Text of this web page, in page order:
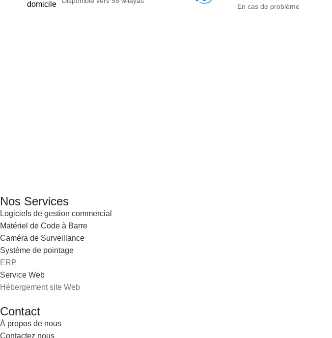
En cas de problème
Nos Services
Logiciels de gestion commercial
Matériel de Code à Barre
Caméra de Surveillance
Système de pointage
ERP
Service Web
Hébergement site Web
Contact
À propos de nous
Contactez nous